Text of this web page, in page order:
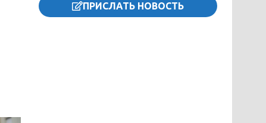
ПРИСЛАТЬ НОВОСТЬ